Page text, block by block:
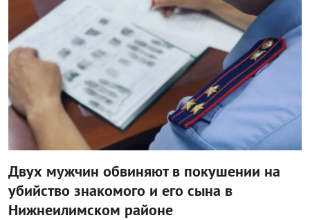
Двух мужчин обвиняют в покушении на
убийство знакомого и его сына в
Нижнеилимском районе